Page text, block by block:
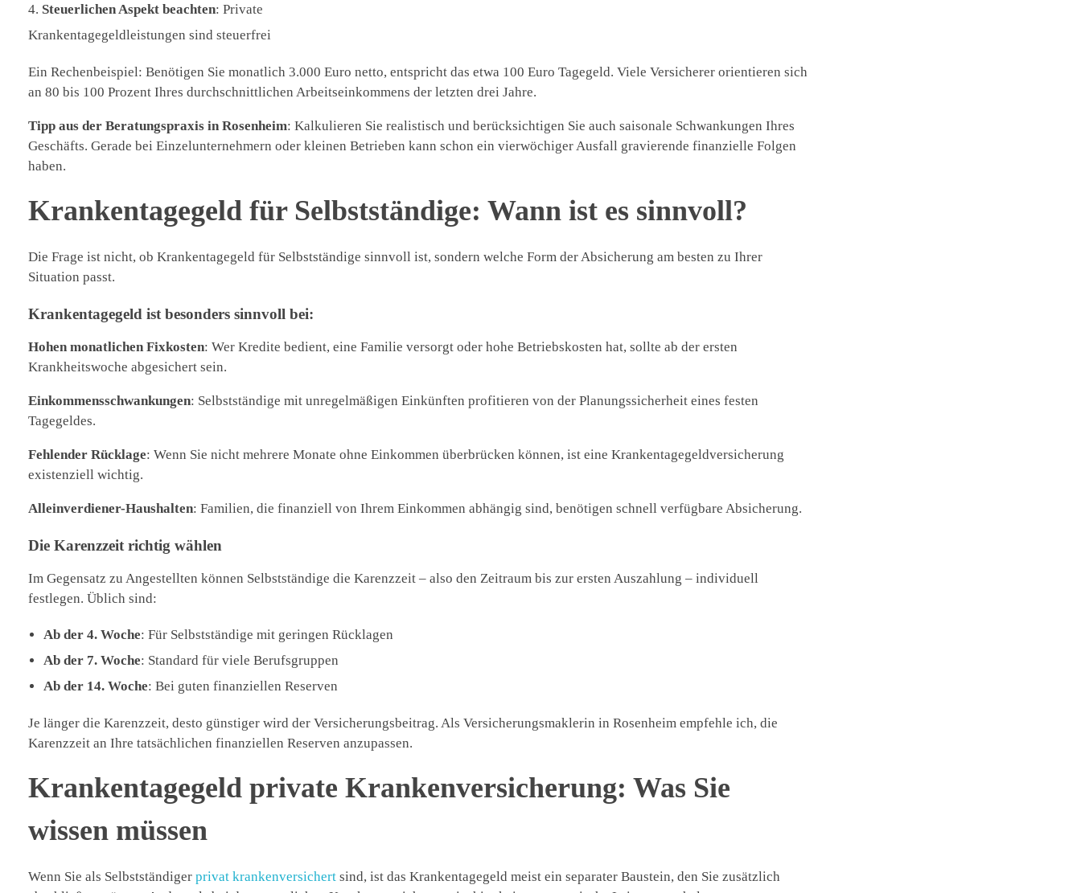
Steuerlichen Aspekt beachten: Private
Krankentagegeldleistungen sind steuerfrei
Ein Rechenbeispiel: Benötigen Sie monatlich 3.000 Euro netto, entspricht das etwa 100 Euro Tagegeld. Viele Versicherer orientieren sich
an 80 bis 100 Prozent Ihres durchschnittlichen Arbeitseinkommens der letzten drei Jahre.
Tipp aus der Beratungspraxis in Rosenheim: Kalkulieren Sie realistisch und berücksichtigen Sie auch saisonale Schwankungen Ihres
Geschäfts. Gerade bei Einzelunternehmern oder kleinen Betrieben kann schon ein vierwöchiger Ausfall gravierende finanzielle Folgen
haben.
Krankentagegeld für Selbstständige: Wann ist es sinnvoll?
Die Frage ist nicht, ob Krankentagegeld für Selbstständige sinnvoll ist, sondern welche Form der Absicherung am besten zu Ihrer
Situation passt.
Krankentagegeld ist besonders sinnvoll bei:
Hohen monatlichen Fixkosten: Wer Kredite bedient, eine Familie versorgt oder hohe Betriebskosten hat, sollte ab der ersten
Krankheitswoche abgesichert sein.
Einkommensschwankungen: Selbstständige mit unregelmäßigen Einkünften profitieren von der Planungssicherheit eines festen
Tagegeldes.
Fehlender Rücklage: Wenn Sie nicht mehrere Monate ohne Einkommen überbrücken können, ist eine Krankentagegeldversicherung
existenziell wichtig.
Alleinverdiener-Haushalten: Familien, die finanziell von Ihrem Einkommen abhängig sind, benötigen schnell verfügbare Absicherung.
Die Karenzzeit richtig wählen
Im Gegensatz zu Angestellten können Selbstständige die Karenzzeit – also den Zeitraum bis zur ersten Auszahlung – individuell
festlegen. Üblich sind:
Ab der 4. Woche: Für Selbstständige mit geringen Rücklagen
Ab der 7. Woche: Standard für viele Berufsgruppen
Ab der 14. Woche: Bei guten finanziellen Reserven
Je länger die Karenzzeit, desto günstiger wird der Versicherungsbeitrag. Als Versicherungsmaklerin in Rosenheim empfehle ich, die
Karenzzeit an Ihre tatsächlichen finanziellen Reserven anzupassen.
Krankentagegeld private Krankenversicherung: Was Sie
wissen müssen
Wenn Sie als Selbstständiger privat krankenversichert sind, ist das Krankentagegeld meist ein separater Baustein, den Sie zusätzlich